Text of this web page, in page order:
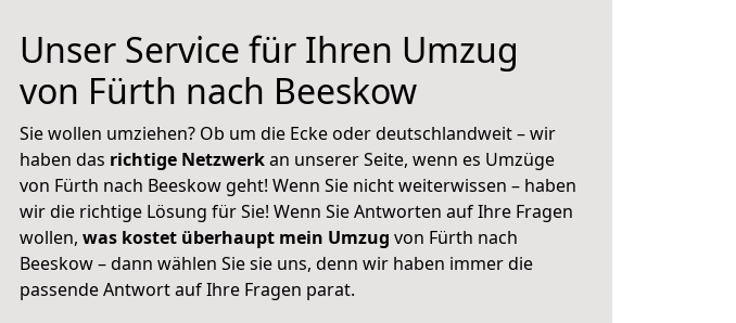
Unser Service für Ihren Umzug
von Fürth nach Beeskow
Sie wollen umziehen? Ob um die Ecke oder deutschlandweit – wir
haben das richtige Netzwerkan unserer Seite, wenn es Umzüge
von Fürth nach Beeskow geht! Wenn Sie nicht weiterwissen – haben
wir die richtige Lösung für Sie! Wenn Sie Antworten auf Ihre Fragen
wollen, was kostet überhaupt mein Umzug von Fürth nach
Beeskow – dann wählen Sie sie uns, denn wir haben immer die
passende Antwort auf Ihre Fragen parat.